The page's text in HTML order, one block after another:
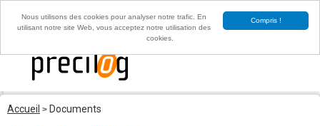
Compris !
Nous utilisons des cookies pour analyser notre trafic. En
utilisant notre site Web, vous acceptez notre utilisation des
cookies.
EN
FR
Accueil > Documents